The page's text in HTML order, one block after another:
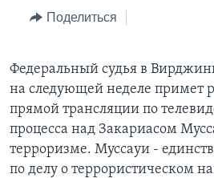
навигации
ИТОГИ
ДИСКУССИЯ VOA
ДЕТАЛИ
НЬЮ-ЙОРК NEW YORK
НАША АМЕРИКАНСКАЯ ИСТОРИЯ
АРТЕФАКТЫ
АМЕРИКАНСКИЕ ГОРОДКИ
ТЕСТЫ
ИНТЕРВЬЮ
ЗА СВОБОДУ ПРЕССЫ
УЧИМ АНГЛИЙСКИЙ
ВИДЕО
ПОДПИСКА НА НОВОСТИ
Поделиться
Федеральный судья в
на следующей неделе примет
прямой трансляции по
процесса над Закариасом
терроризме. Муссауи -
по делу о террористическом